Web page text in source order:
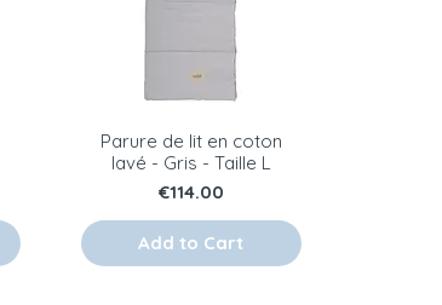
Parure de lit en coton
lavé - Gris - Taille L
Price
€114.00
Add to Cart